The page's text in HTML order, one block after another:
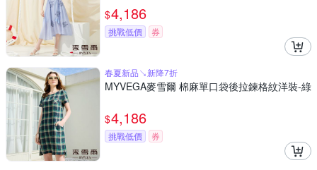
$4,186
挑戰低價 券
春夏新品↘新降7折
MYVEGA麥雪爾 棉麻單口袋後拉鍊格紋洋裝-綠
$4,186
挑戰低價 券